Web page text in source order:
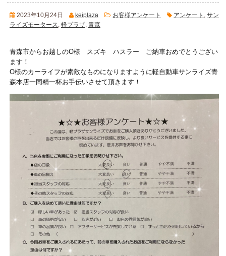
2023年10月24日 keiplaza お客様アンケート アンケート
サン
ライズモータース
軽プラザ 青森
青森市からお越しのO様 スズキ ハスラー ご納車おめでとうござい
ます！
O様のカーライフが素敵なものになりますように軽自動車サンライズ青
森本店一同精一杯お手伝いさせて頂きます！